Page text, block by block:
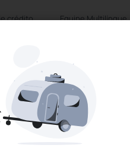
crédito Equipe Multilíngue
Bar de Piscina
Massagens a Pedido